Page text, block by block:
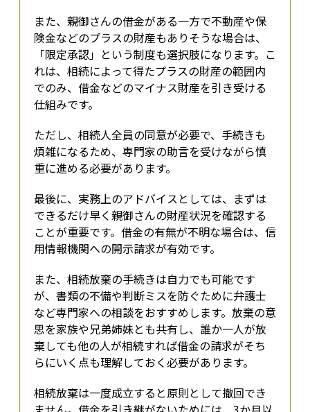
また、親御さんの借金がある一方で不動産や保
険金などのプラスの財産もありそうな場合は、
「限定承認」という制度も選択肢になります。こ
れは、相続によって得たプラスの財産の範囲内
でのみ、借金などのマイナス財産を引き受ける
仕組みです。
ただし、相続人全員の同意が必要で、手続きも
煩雑になるため、専門家の助言を受けながら慎
重に進める必要があります。
最後に、実務上のアドバイスとしては、まずは
できるだけ早く親御さんの財産状況を確認する
ことが重要です。借金の有無が不明な場合は、信
用情報機関への開示請求が有効です。
また、相続放棄の手続きは自力でも可能です
が、書類の不備や判断ミスを防ぐために弁護士
など専門家への相談をおすすめします。放棄の意
思を家族や兄弟姉妹とも共有し、誰か一人が放
棄しても他の人が相続すれば借金の請求がそち
らにいく点も理解しておく必要があります。
相続放棄は一度成立すると原則として撤回でき